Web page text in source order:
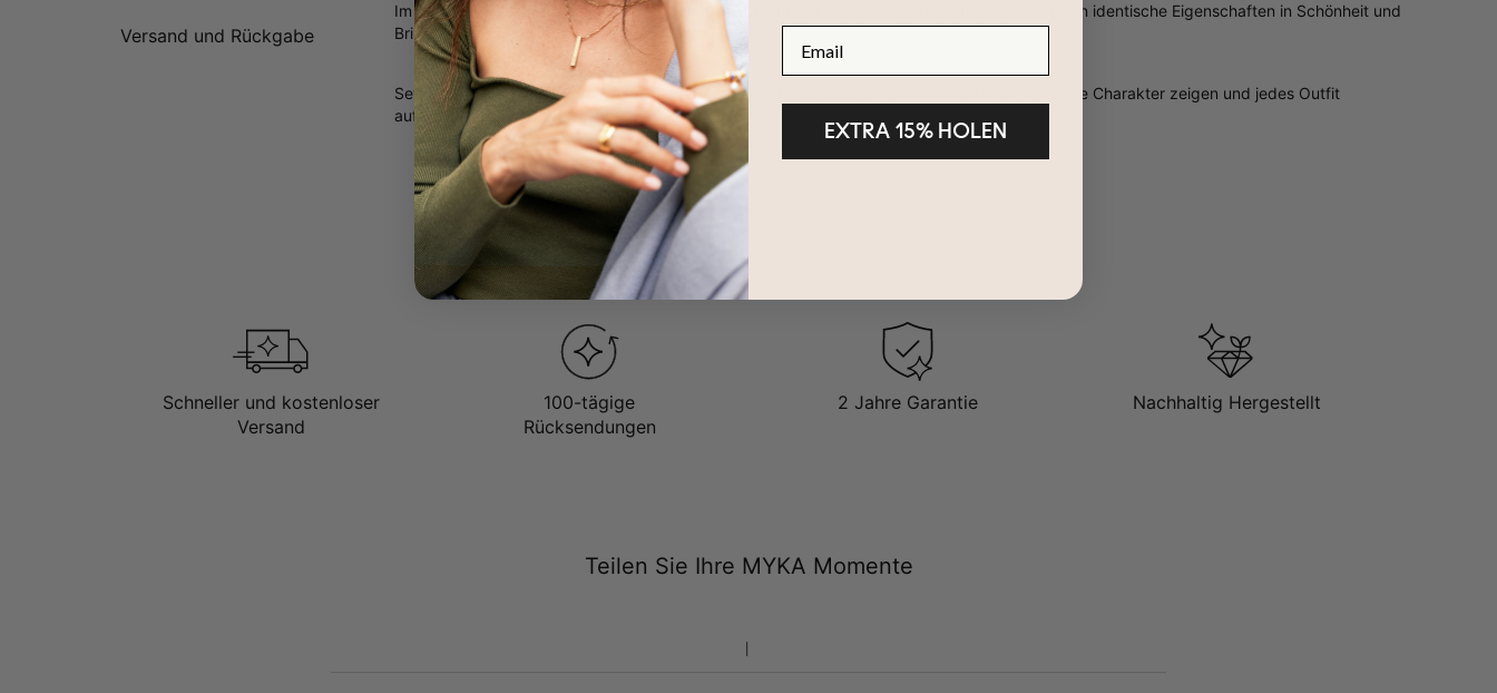
Versand und Rückgabe
Im Labor gezüchtete Diamanten sind genauso authentisch wie abgebaute Diamanten, sie teilen identische Eigenschaften in Schönheit und
Brillanz. Erforsche ihre Unterschiede weiter.
Setze ein stilvolles Statement mit unserenArmbändern mit Gravur
– personalisierte Designs, die Charakter zeigen und jedes Outfit
aufwerten.
Schneller und kostenloser
Versand
100-tägige
Rücksendungen
2 Jahre Garantie Nachhaltig Hergestellt
Teilen Sie Ihre MYKA Momente
EXTRA 15% HOLEN